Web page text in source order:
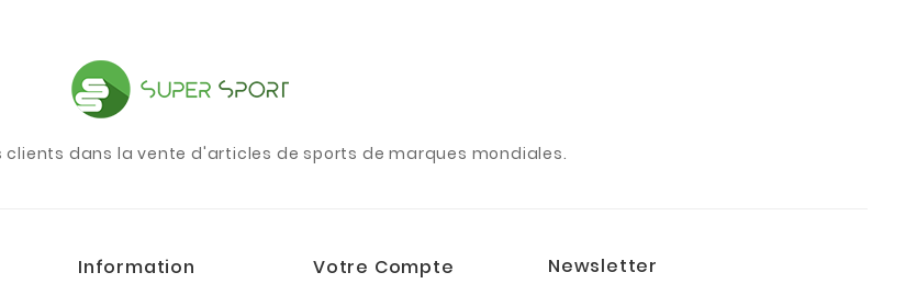
clients dans la vente d'articles de sports de marques mondiales.
Information Votre Compte Newsletter